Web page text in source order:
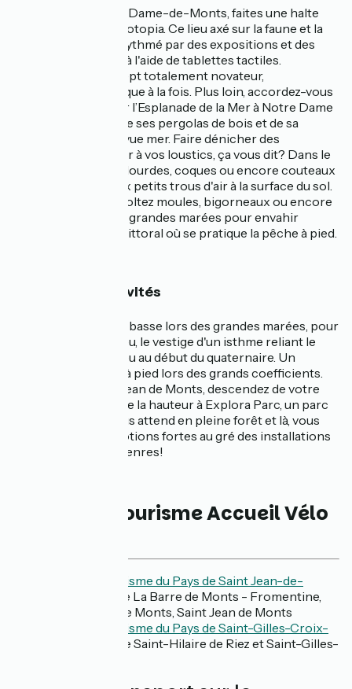
En arrivant à Notre-Dame-de-Monts, faites une halte
avec votre tribu à Biotopia. Ce lieu axé sur la faune et la
flore du littoral est rythmé par des expositions et des
étapes interactives à l'aide de tablettes tactiles.
Appréciez ce concept totalement novateur,
pédagogique et ludique à la fois. Plus loin, accordez-vous
une petite pause sur l’Esplanade de la Mer à Notre Dame
de Monts, habillée de ses pergolas de bois et de sa
grande aire de jeux vue mer. Faire dénicher des
coquillages à manger à vos loustics, ça vous dit? Dans le
sable, débusquez palourdes, coques ou encore couteaux
en repérant les deux petits trous d'air à la surface du sol.
Sur les rochers, récoltez moules, bigorneaux ou encore
crabes. Profitez des grandes marées pour envahir
l'estran, la partie du littoral où se pratique la pêche à pied.
🏃‍➡️ Sport & Activités
Profitez de la marée basse lors des grandes marées, pour
pêcher au Pont d'Yeu, le vestige d'un isthme reliant le
continent à l'île d'Yeu au début du quaternaire. Un
paradis de la pêche à pied lors des grands coefficients.
En arrivant à Saint Jean de Monts, descendez de votre
vélo pour prendre de la hauteur à Explora Parc, un parc
d'accrobranche vous attend en pleine forêt et là, vous
ressentirez des émotions fortes au gré des installations
aériennes en tous genres!
Offices de tourisme Accueil Vélo
Office de Tourisme du Pays de Saint Jean-de-
sites de La Barre de Monts - Fromentine,
Notre Dame de Monts, Saint Jean de Monts
Office de Tourisme du Pays de Saint-Gilles-Croix-
, sites de Saint-Hilaire de Riez et Saint-Gilles-